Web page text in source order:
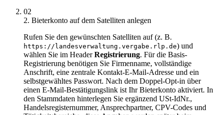
02
2. Bieterkonto auf dem Satelliten anlegen
Rufen Sie den gewünschten Satelliten auf (z. B.
https://landesverwaltung.vergabe.rlp.de) und
wählen Sie im HeaderRegistrierung. Für die Basis-
Registrierung benötigen Sie Firmenname, vollständige
Anschrift, eine zentrale Kontakt-E-Mail-Adresse und ein
selbstgewähltes Passwort. Nach dem Doppel-Opt-in über
einen E-Mail-Bestätigungslink ist Ihr Bieterkonto aktiviert. In
den Stammdaten hinterlegen Sie ergänzend USt-IdNr.,
Handelsregisternummer, Ansprechpartner, CPV-Codes und